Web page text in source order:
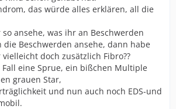
das würde alles erklären, all die
ansehe, was ihr an Beschwerden
die Beschwerden ansehe, dann habe
vielleicht doch zusätzlich Fibro??
eine Sprue, ein bißchen Multiple
grauen Star,
und nun auch noch EDS-und